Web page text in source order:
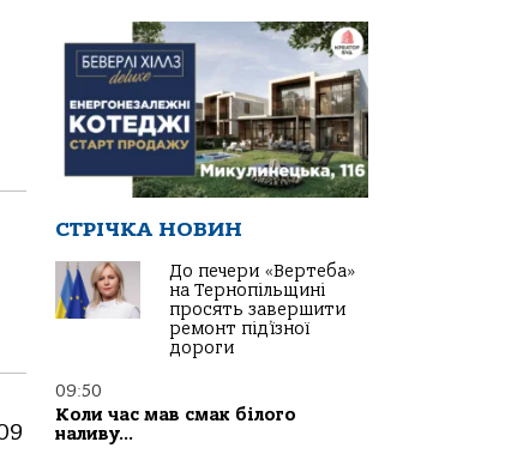
СТРІЧКА НОВИН
До печери «Вертеба»
на Тернопільщині
просять завершити
ремонт під’їзної
дороги
09:50
Коли час мав смак білого
наливу…